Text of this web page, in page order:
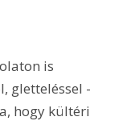
is
gletteléssel -
hogy kültéri